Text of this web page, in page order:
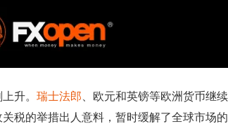
升。 瑞士法郎 、欧元和英镑等欧洲货币继
税的举措出人意料，暂时缓解了全球市场